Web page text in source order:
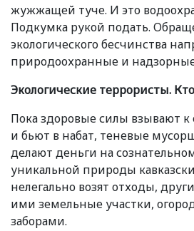
жужжащей туче. И это
Подкумка рукой подать.
экологического бесчинства
природоохранные и
Экологические террористы.
Пока здоровые силы взывают к
и бьют в набат, теневые
делают деньги на
уникальной природы
нелегально возят отходы,
ими земельные участки,
заборами.